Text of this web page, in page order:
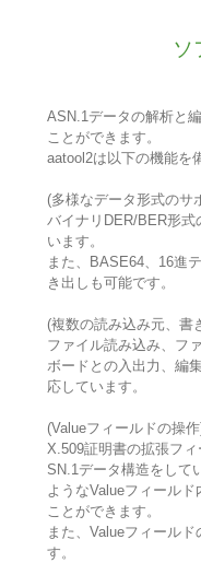
ソ
ASN.1データの解析と
ことができます。
aatool2は以下の機能を
(多様なデータ形式のサ
バイナリDER/BER形式
います。
また、BASE64、16進
き出しも可能です。
(複数の読み込み元、書
ファイル読み込み、フ
ボードとの入出力、編
応しています。
(Valueフィールドの操
X.509証明書の拡張フ
SN.1データ構造をして
ようなValueフィール
ことができます。
また、Valueフィール
す。